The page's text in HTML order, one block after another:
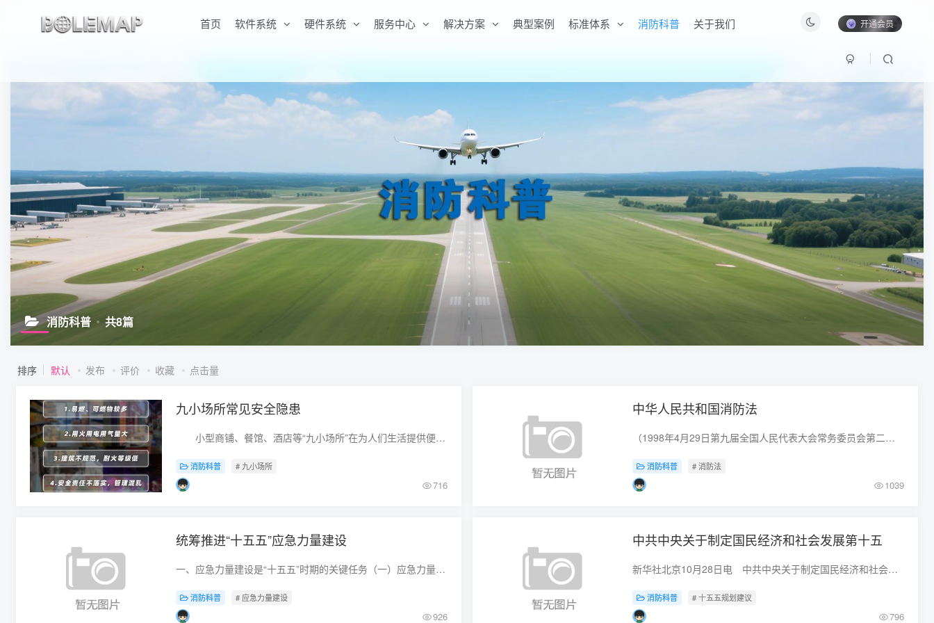
首页 软件系统 硬件系统 服务中心 解决方案 典型案例 标准体系 消防科普 关于我们 开通会员
消防科普 共8篇
排序 默认 发布 评价 收藏 点击量
九小场所常见安全隐患
小型商铺、餐馆、酒店等“九小场所”在为人们生活提供便利的同时，也存在一定安全隐患，做好消防工作十分重要！
消防科普 # 九小场所
716
中华人民共和国消防法
（1998年4月29日第九届全国人民代表大会常务委员会第二次会议通过 2008年10月28日第十一届全国人民代表大会常务委员会第五次会议修订 根据2019年4月
消防科普 # 消防法
1039
统筹推进“十五五”应急力量建设
一、应急力量建设是“十五五”时期的关键任务（一）应急力量事关应急事业大局应急力量是“对冲”突发事件“破坏力量”的主体力量，具有广泛深刻的意涵。《国家突发事件总体
消防科普 # 应急力量建设
926
中共中央关于制定国民经济和社会发展第十五
新华社北京10月28日电 中共中央关于制定国民经济和社会发展第十五个五年规划的建议（2025年10月23日中国共产党第二十届中央委员会第四次全体会议通过）中国共
消防科普 # 十五五规划建议
796